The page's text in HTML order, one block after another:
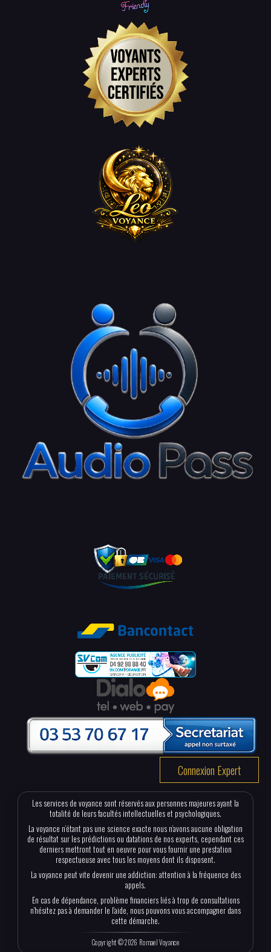
Connexion Expert
Les services de voyance sont réservés aux personnes majeures ayant la
totalité de leurs facultés intellectuelles et psychologiques.
La voyance n’étant pas une science exacte nous n’avons aucune obligation
de résultat sur les prédictions ou datations de nos experts, cependant ces
derniers mettront tout en oeuvre pour vous fournir une prestation
respectueuse avec tous les moyens dont ils disposent.
La voyance peut vite devenir une addiction: attention à la fréquence des
appels.
En cas de dépendance, problème financiers liés à trop de consultations
n’hésitez pas à demander le l’aide, nous pouvons vous accompagner dans
cette démarche.
Copyright © 2026 Romael Voyance